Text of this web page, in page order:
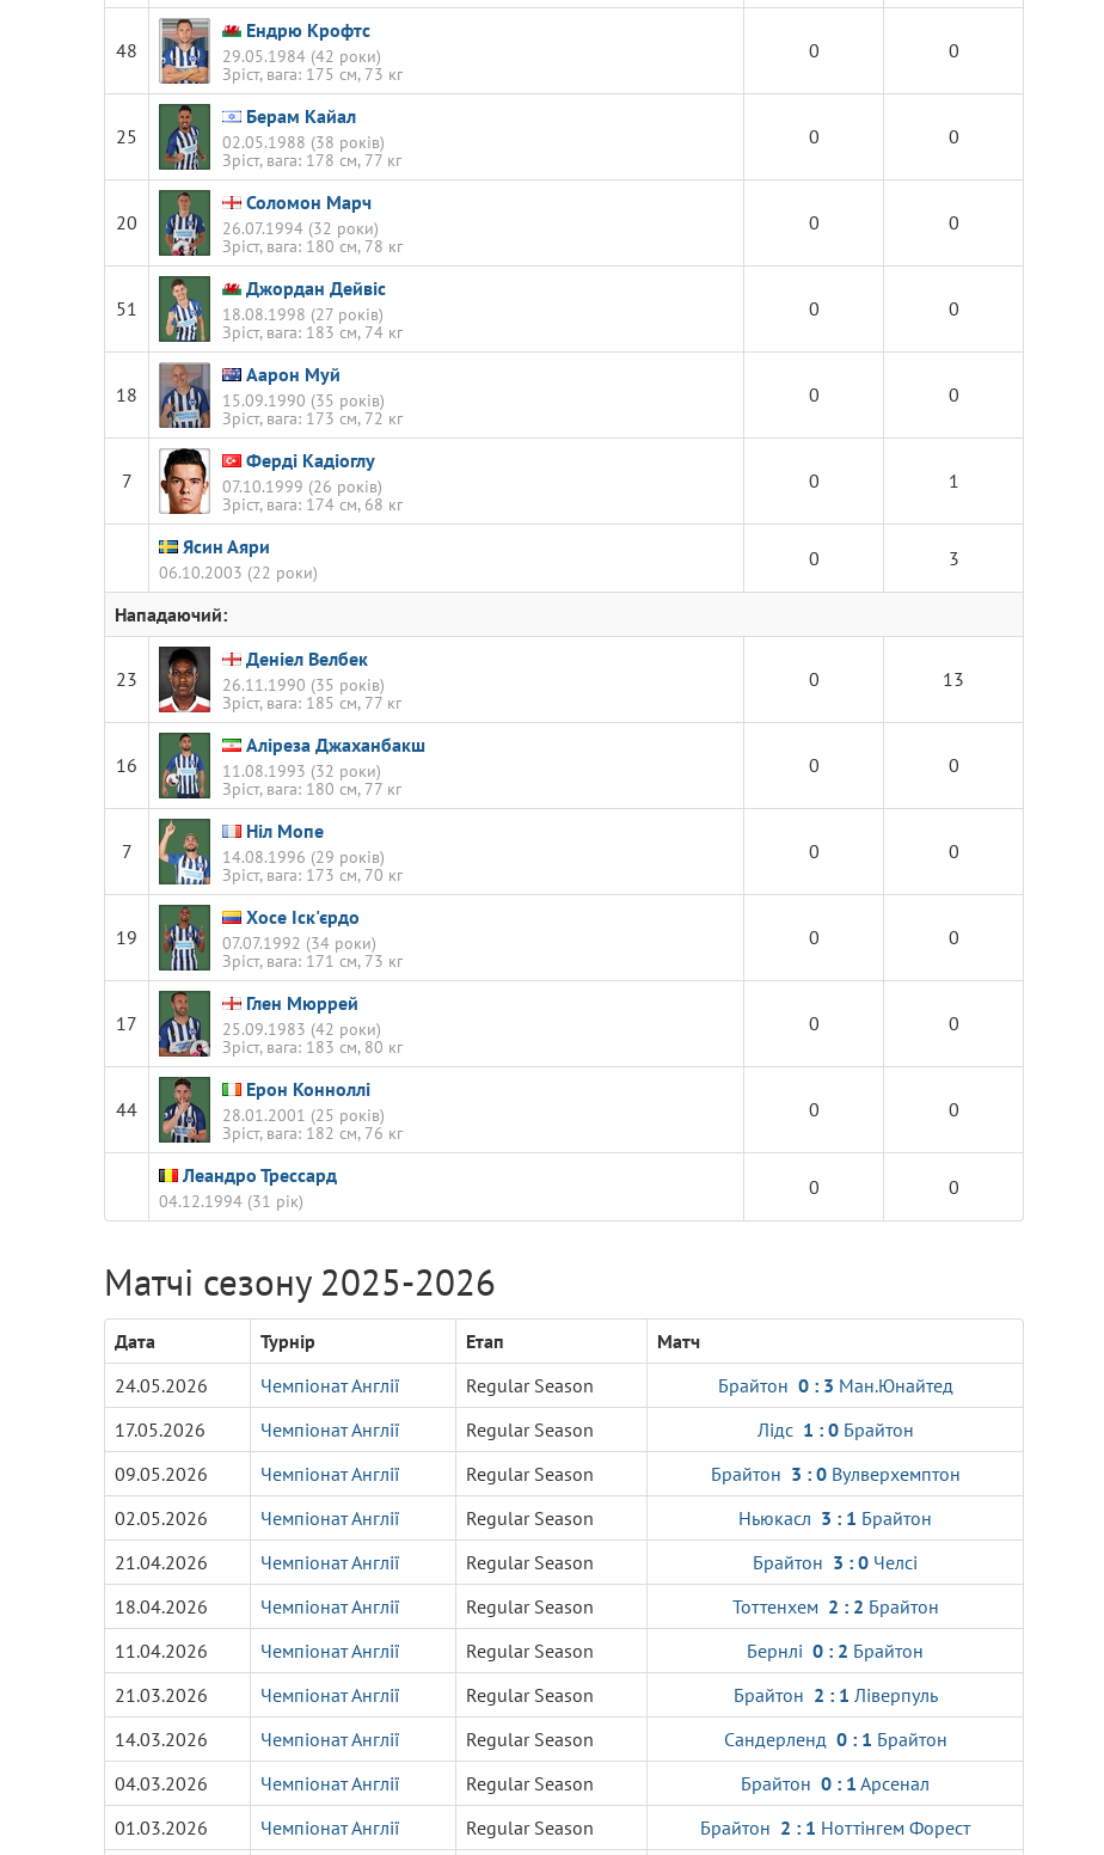
48
Ендрю Крофтс
29.05.1984 (42 роки)
Зріст, вага: 175 см, 73 кг
0 0
25
Берам Кайал
02.05.1988 (38 років)
Зріст, вага: 178 см, 77 кг
0 0
20
Соломон Марч
26.07.1994 (32 роки)
Зріст, вага: 180 см, 78 кг
0 0
51
Джордан Дейвіс
18.08.1998 (27 років)
Зріст, вага: 183 см, 74 кг
0 0
18
Аарон Муй
15.09.1990 (35 років)
Зріст, вага: 173 см, 72 кг
0 0
7
Ферді Кадіоглу
07.10.1999 (26 років)
Зріст, вага: 174 см, 68 кг
0 1
Ясин Аяри
06.10.2003 (22 роки)
0 3
Нападаючий:
23
Деніел Велбек
26.11.1990 (35 років)
Зріст, вага: 185 см, 77 кг
0 13
16
Аліреза Джаханбакш
11.08.1993 (32 роки)
Зріст, вага: 180 см, 77 кг
0 0
7
Ніл Мопе
14.08.1996 (29 років)
Зріст, вага: 173 см, 70 кг
0 0
19
Хосе Іск'єрдо
07.07.1992 (34 роки)
Зріст, вага: 171 см, 73 кг
0 0
17
Глен Мюррей
25.09.1983 (42 роки)
Зріст, вага: 183 см, 80 кг
0 0
44
Ерон Конноллі
28.01.2001 (25 років)
Зріст, вага: 182 см, 76 кг
0 0
Леандро Трессард
04.12.1994 (31 рік)
0 0
Матчі сезону 2025-2026
Дата Турнір Етап
Матч
24.05.2026
Чемпіонат Англії Regular Season Брайтон 0 : 3 Ман.Юнайтед
17.05.2026
Чемпіонат Англії Regular Season Лідс 1 : 0Брайтон
09.05.2026
Чемпіонат Англії Regular Season Брайтон 3 : 0Вулверхемптон
02.05.2026
Чемпіонат Англії Regular Season Ньюкасл 3 : 1 Брайтон
21.04.2026
Чемпіонат Англії Regular Season Брайтон 3 : 0 Челсі
18.04.2026
Чемпіонат Англії Regular Season Тоттенхем 2 : 2 Брайтон
11.04.2026
Чемпіонат Англії Regular Season Бернлі 0 : 2 Брайтон
21.03.2026
Чемпіонат Англії Regular Season Брайтон 2 : 1 Ліверпуль
14.03.2026
Чемпіонат Англії Regular Season Сандерленд 0 : 1 Брайтон
04.03.2026
Чемпіонат Англії Regular Season Брайтон 0 : 1 Арсенал
01.03.2026
Чемпіонат Англії Regular Season Брайтон 2 : 1 Ноттінгем Форест